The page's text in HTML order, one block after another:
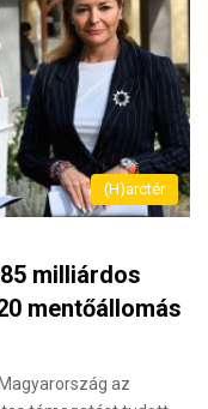
(H)arctér
milliárdos
mentőállomás
az